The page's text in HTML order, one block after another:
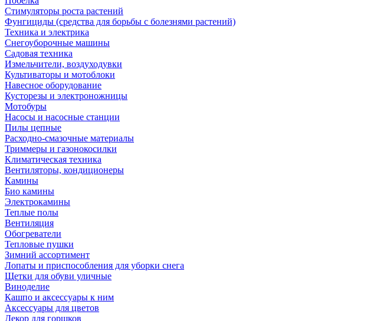
Стимуляторы роста растений
Фунгициды (средства для борьбы с болезнями растений)
Техника и электрика
Снегоуборочные машины
Садовая техника
Измельчители, воздуходувки
Культиваторы и мотоблоки
Навесное оборудование
Кусторезы и электроножницы
Мотобуры
Насосы и насосные станции
Пилы цепные
Расходно-смазочные материалы
Триммеры и газонокосилки
Климатическая техника
Вентиляторы, кондиционеры
Камины
Био камины
Электрокамины
Теплые полы
Вентиляция
Обогреватели
Тепловые пушки
Зимний ассортимент
Лопаты и приспособления для уборки снега
Щетки для обуви уличные
Виноделие
Кашпо и аксессуары к ним
Аксессуары для цветов
Декор для горшков